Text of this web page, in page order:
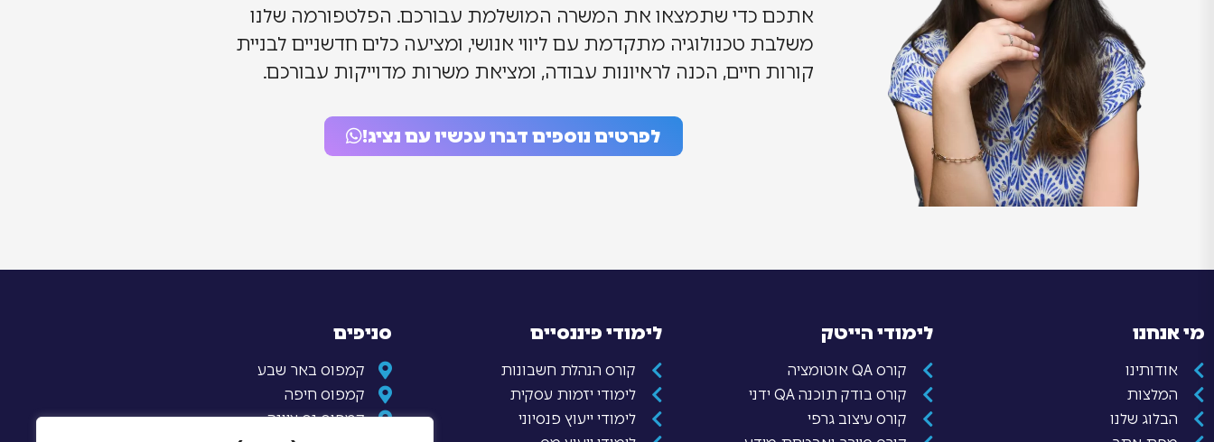
אתכם כדי שתמצאו את המשרה המושלמת עבורכם. הפלטפורמה שלנו
משלבת טכנולוגיה מתקדמת עם ליווי אנושי, ומציעה כלים חדשניים לבניית
קורות חיים, הכנה לראיונות עבודה, ומציאת משרות מדוייקות עבורכם.
לפרטים נוספים דברו עכשיו עם נציג!
מי אנחנו
אודותינו
המלצות
הבלוג שלנו
לימודי הייטק
קורס QA אוטומציה
קורס בודק תוכנה QA ידני
קורס עיצוב גרפי
לימודי פיננסיים
קורס הנהלת חשבונות
לימודי יזמות עסקית
לימודי ייעוץ פנסיוני
סניפים
קמפוס באר שבע
קמפוס חיפה
קמפוס נס ציונה